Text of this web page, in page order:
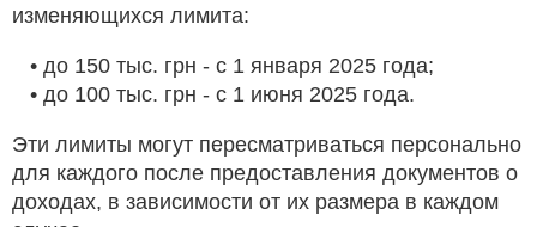
изменяющихся лимита:
• до 150 тыс. грн - с 1 января 2025 года;
• до 100 тыс. грн - с 1 июня 2025 года.
Эти лимиты могут пересматриваться персонально
для каждого после предоставления документов о
доходах, в зависимости от их размера в каждом